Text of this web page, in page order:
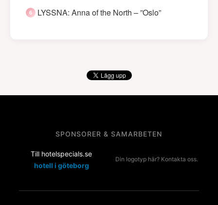
LYSSNA: Anna of the North – ”Oslo”
SPONSORER & SAMARBETEN
Till hotelspecials.se
hotell i göteborg
Din logotyp här? Kontakta oss.